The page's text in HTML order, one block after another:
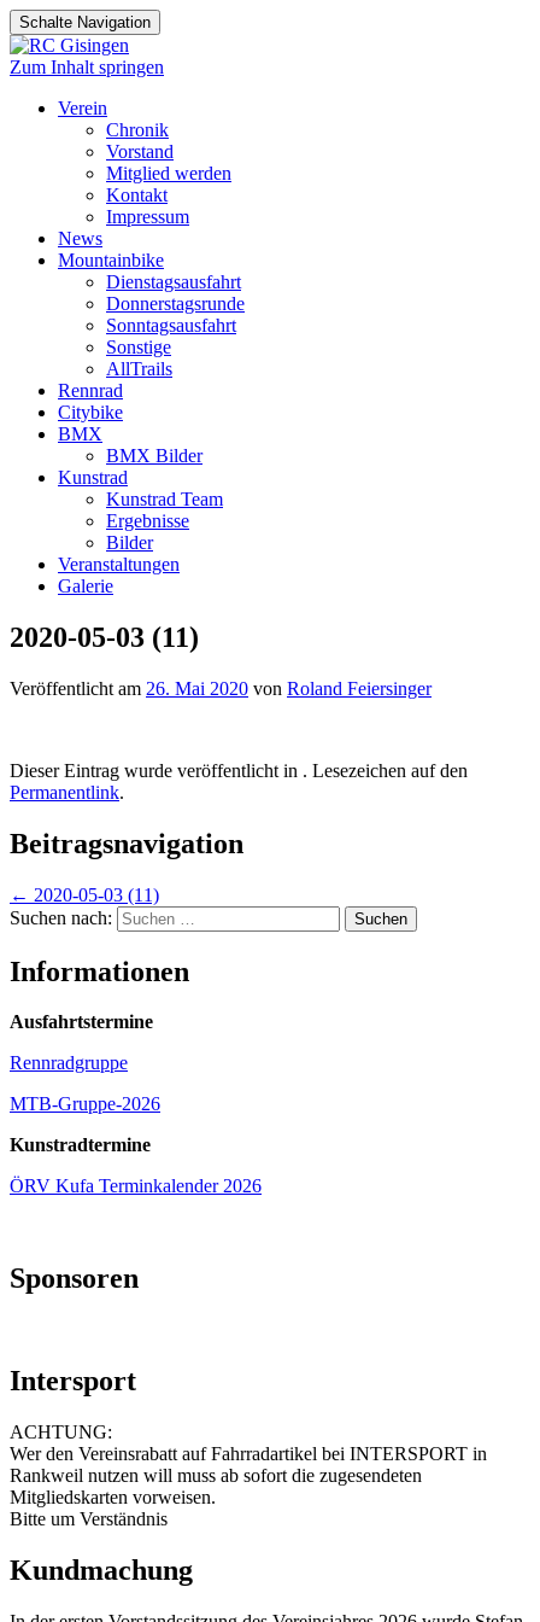
Schalte Navigation
Zum Inhalt springen
Verein
Chronik
Vorstand
Mitglied werden
Kontakt
Impressum
News
Mountainbike
Dienstagsausfahrt
Donnerstagsrunde
Sonntagsausfahrt
Sonstige
AllTrails
Rennrad
Citybike
BMX
BMX Bilder
Kunstrad
Kunstrad Team
Ergebnisse
Bilder
Veranstaltungen
Galerie
2020-05-03 (11)
Veröffentlicht am 26. Mai 2020 von Roland Feiersinger
Dieser Eintrag wurde veröffentlicht in . Lesezeichen auf den
Permanentlink.
Beitragsnavigation
← 2020-05-03 (11)
Suchen nach:
Informationen
Ausfahrtstermine
Rennradgruppe
MTB-Gruppe-2026
Kunstradtermine
ÖRV Kufa Terminkalender 2026
Sponsoren
Intersport
ACHTUNG:
Wer den Vereinsrabatt auf Fahrradartikel bei INTERSPORT in
Rankweil nutzen will muss ab sofort die zugesendeten
Mitgliedskarten vorweisen.
Bitte um Verständnis
Kundmachung